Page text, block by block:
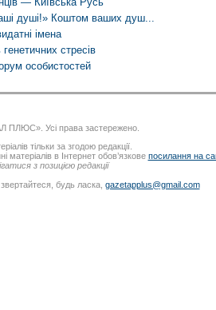
душі!» Коштом ваших душ...
імена
стресів
особистостей
Усі права застережено.
тільки за згодою редакції.
матеріалів в Інтернет обов’язкове посилання на
з позицією редакції
будь ласка, gazetapplus@gmail.com